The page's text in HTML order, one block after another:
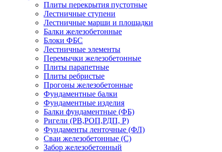
Плиты перекрытия пустотные
Лестничные ступени
Лестничные марши и площадки
Балки железобетонные
Блоки ФБС
Лестничные элементы
Перемычки железобетонные
Плиты парапетные
Плиты ребристые
Прогоны железобетонные
Фундаментные балки
Фундаментные изделия
Балки фундаментные (ФБ)
Ригели (РВ,РОП,РДП, Р)
Фундаменты ленточные (ФЛ)
Сваи железобетонные (С)
Забор железобетонный